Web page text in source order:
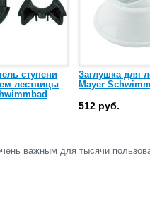
ступени
лестницы
Заглушка для
Mayer
512 руб.
важным для тысячи